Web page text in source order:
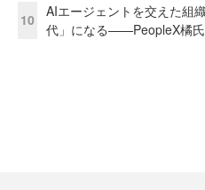
10
AIエージェントを交えた
代」になる——PeopleX橘